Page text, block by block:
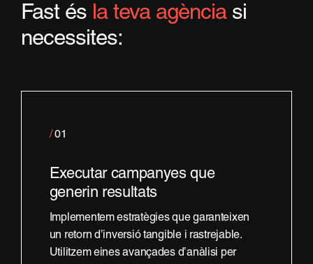
Fast és la teva agènciasi
necessites:
/ 01
Executar campanyes que
generin resultats
Implementem estratègies que garanteixen
un retorn d’inversió tangible i rastrejable.
Utilitzem eines avançades d’anàlisi per